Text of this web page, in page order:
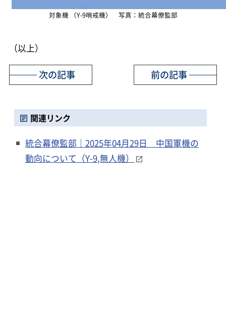
対象機 （Y-9哨戒機） 写真：統合幕僚監部
（以上）
前の記事
次の記事
関連リンク
統合幕僚監部｜2025年04月29日 中国軍機の
動向について（Y-9,無人機）